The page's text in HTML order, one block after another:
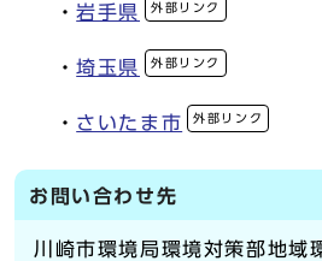
・岩手県 外部リンク
・埼玉県 外部リンク
・ さいたま市 外部リンク
お問い合わせ先
川崎市環境局環境対策部地域